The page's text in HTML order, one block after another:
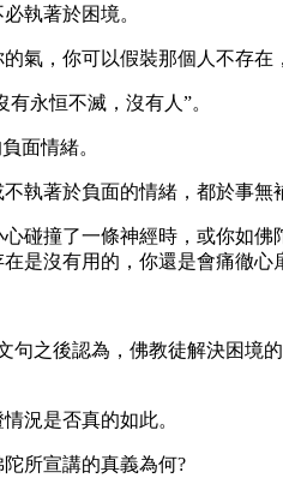
執著於困境。
，你可以假裝那個人不存在
永恒不滅，沒有人”。
面情緒。
著於負面的情緒，都於事無
撞了一條神經時，或你如佛
是沒有用的，你還是會痛徹心
之後認為，佛教徒解決困境
況是否真的如此。
所宣講的真義為何?